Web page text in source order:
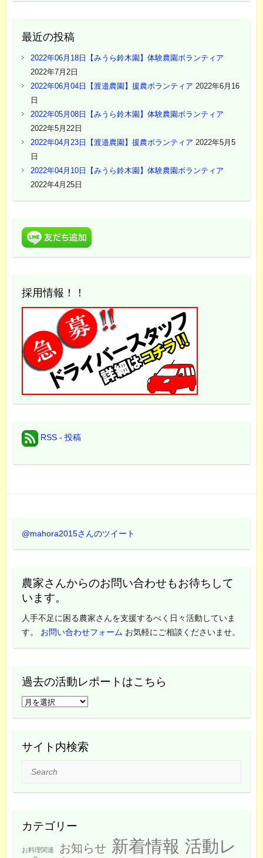
最近の投稿
2022年06月18日【みうら鈴木園】体験農園ボランティア
2022年7月2日
2022年06月04日【渡邉農園】援農ボランティア 2022年6月16
日
2022年05月08日【みうら鈴木園】体験農園ボランティア
2022年5月22日
2022年04月23日【渡邉農園】援農ボランティア 2022年5月5
日
2022年04月10日【みうら鈴木園】体験農園ボランティア
2022年4月25日
採用情報！！
RSS - 投稿
@mahora2015さんのツイート
農家さんからのお問い合わせもお待ちして
います。
人手不足に困る農家さんを支援するべく日々活動していま
す。 お問い合わせフォーム お気軽にご相談くださいませ。
過去の活動レポートはこちら
過
去
活
は
サイト内検索
Search
カテゴリー
お料理関連 お知らせ 新着情報 活動レ